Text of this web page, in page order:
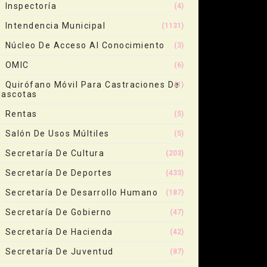
Inspectoría (4)
Intendencia Municipal (1131)
Núcleo De Acceso Al Conocimiento (3)
OMIC (6)
Quirófano Móvil Para Castraciones De(1)
Rentas (5)
Salón De Usos Múltiles (5)
Secretaría De Cultura (203)
Secretaría De Deportes (433)
Secretaría De Desarrollo Humano (187)
Secretaría De Gobierno (47)
Secretaría De Hacienda (42)
Secretaría De Juventud (87)